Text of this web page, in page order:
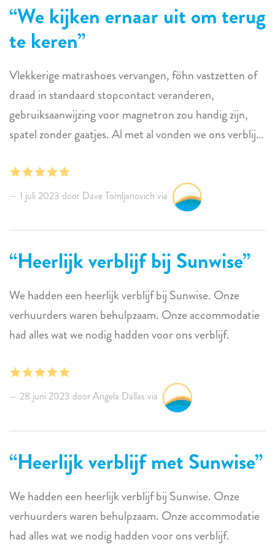
We kijken ernaar uit om terug
te keren
Vlekkerige matrashoes vervangen, föhn vastzetten of
draad in standaard stopcontact veranderen,
gebruiksaanwijzing voor magnetron zou handig zijn,
spatel zonder gaatjes. Al met al vonden we ons verblijf
andere drie kamers. De matras in de slaapkamer aan de
voorkant was te hard om comfortabel op te slapen. We
kijken ernaar uit om terug te keren.
1 juli 2023 door Dave Tomljanovich via
Heerlijk verblijf bij Sunwise
We hadden een heerlijk verblijf bij Sunwise. Onze
verhuurders waren behulpzaam. Onze accommodatie
had alles wat we nodig hadden voor ons verblijf.
28 juni 2023 door Angela Dallas via
Heerlijk verblijf met Sunwise
We hadden een heerlijk verblijf bij Sunwise. Onze
verhuurders waren behulpzaam. Onze accommodatie
had alles wat we nodig hadden voor ons verblijf.